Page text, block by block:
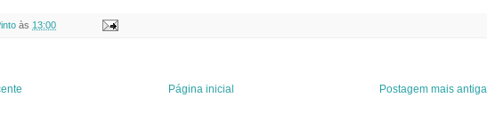
e
l
às 13:00
Postagem mais antiga
Página inicial